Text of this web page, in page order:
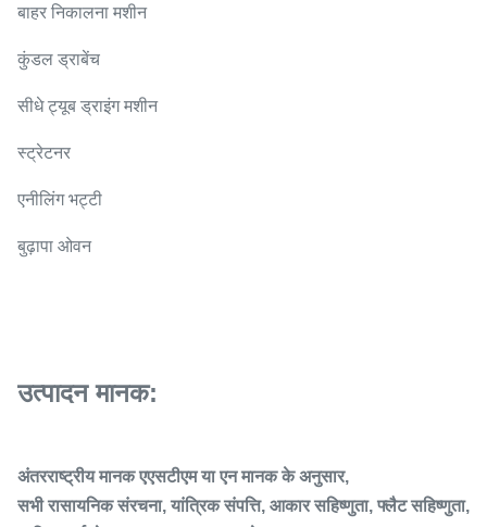
बाहर निकालना मशीन
कुंडल ड्राबेंच
सीधे ट्यूब ड्राइंग मशीन
स्ट्रेटनर
एनीलिंग भट्टी
बुढ़ापा ओवन
उत्पादन मानक:
अंतरराष्ट्रीय मानक एएसटीएम या एन मानक के अनुसार,
सभी रासायनिक संरचना, यांत्रिक संपत्ति, आकार सहिष्णुता, फ्लैट सहिष्णुता,